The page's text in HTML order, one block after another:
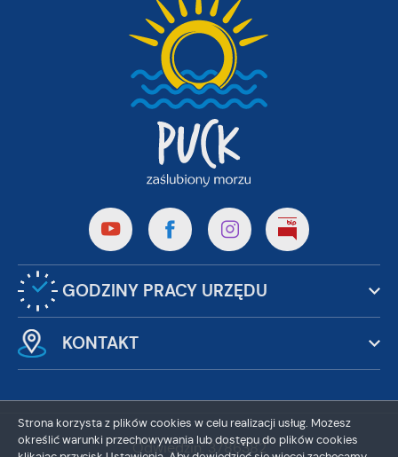
GODZINY PRACY URZĘDU
KONTAKT
Odwiedzin: 3786382
Strona korzysta z plików cookies w celu realizacji usług. Możesz
określić warunki przechowywania lub dostępu do plików cookies